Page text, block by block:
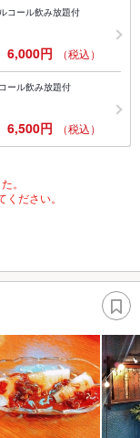
コール飲み放題付
6,000円 （税込）
ール飲み放題付
6,500円 （税込）
。
ださい。